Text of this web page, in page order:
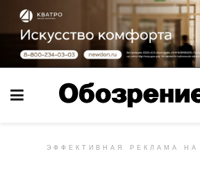
ЭФФЕКТИВНАЯ РЕКЛАМА НА